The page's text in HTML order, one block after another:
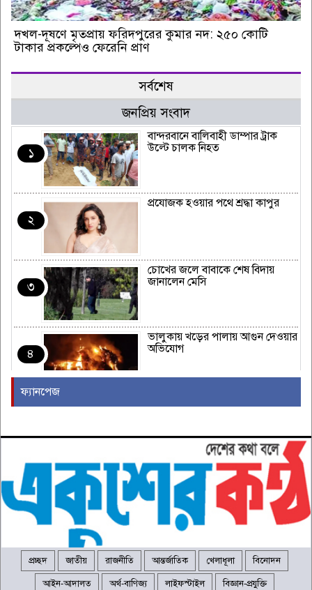
দখল-দূষণে মৃতপ্রায় ফরিদপুরের কুমার নদ: ২৫০ কোটি
টাকার প্রকল্পেও ফেরেনি প্রাণ
সর্বশেষ
জনপ্রিয় সংবাদ
১
বান্দরবানে বালিবাহী ডাম্পার ট্রাক
উল্টে চালক নিহত
২
প্রযোজক হওয়ার পথে শ্রদ্ধা কাপুর
৩
চোখের জলে বাবাকে শেষ বিদায়
জানালেন মেসি
৪
ভালুকায় খড়ের পালায় আগুন দেওয়ার
অভিযোগ
মন খুলে গান গাওয়া যায়, পরীক্ষার
৬
সৌদি আরবে অগ্নিকাণ্ডে নিহত ১৬
বাংলাদেশির পরিচয় প্রকাশ
৭
অ্যাডহক কমিটি গঠন
ফ্যানপেজ
প্রচ্ছদ জাতীয় রাজনীতি আন্তর্জাতিক খেলাধূলা বিনোদন
আইন-আদালত অর্থ-বাণিজ্য লাইফস্টাইল বিজ্ঞান-প্রযুক্তি